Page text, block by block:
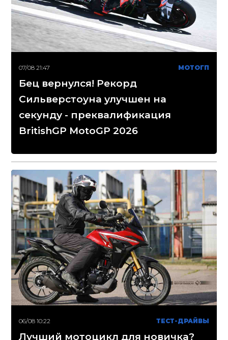
07/08 21:47 МОТОГП
Бец вернулся! Рекорд
Сильверстоуна улучшен на
секунду - преквалификация
BritishGP MotoGP 2026
06/08 10:22 ТЕСТ-ДРАЙВЫ
Лучший мотоцикл для новичка?